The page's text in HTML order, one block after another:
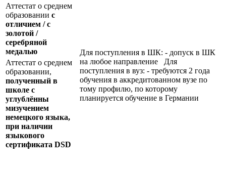
Аттестат о среднем
образовании с
отличием / с
золотой /
серебряной
медалью
Для поступления в ШК: - допуск в ШК
на любое направление Для
поступления в вуз: - требуются 2 года
обучения в аккредитованном вузе по
тому профилю, по которому
планируется обучение в Германии
Аттестат о среднем
образовании,
полученный в
школе с
углублённы
мизучением
немецкого языка,
при наличии
языкового
сертификата DSD